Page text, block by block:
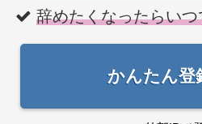
辞めたくなったらい
かんたん登